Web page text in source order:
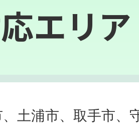
エリア
土浦市、取手市、